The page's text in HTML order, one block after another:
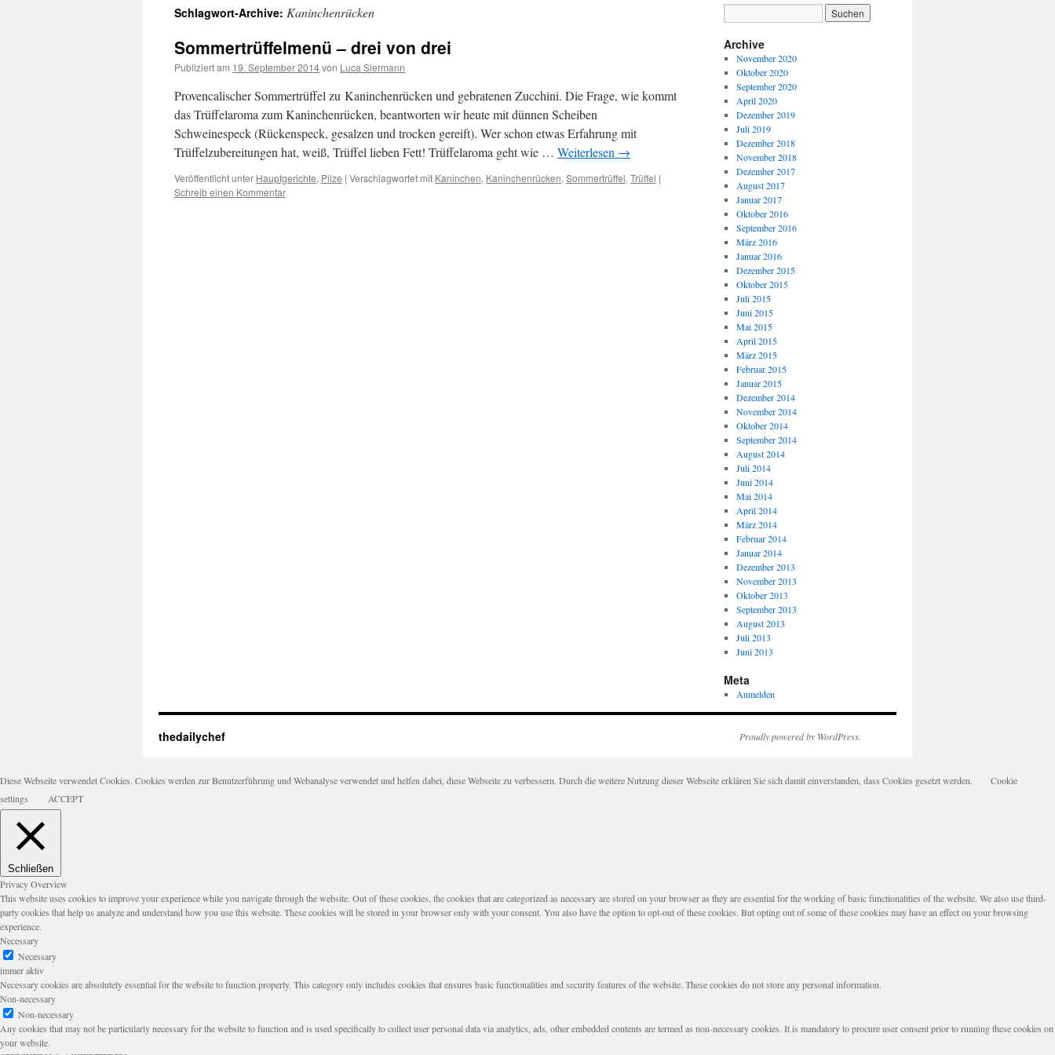
springen
Schlagwort-Archive: Kaninchenrücken
Sommertrüffelmenü – drei von drei
Publiziert am 19. September 2014von Luca Siermann
Provencalischer Sommertrüffel zu Kaninchenrücken und gebratenen Zucchini. Die Frage, wie kommt
das Trüffelaroma zum Kaninchenrücken, beantworten wir heute mit dünnen Scheiben
Schweinespeck (Rückenspeck, gesalzen und trocken gereift). Wer schon etwas Erfahrung mit
Trüffelzubereitungen hat, weiß, Trüffel lieben Fett! Trüffelaroma geht wie … Weiterlesen →
Veröffentlicht unter Hauptgerichte, Pilze | Verschlagwortet mit Kaninchen, Kaninchenrücken, Sommertrüffel, Trüffel |
Schreib einen Kommentar
Archive
November 2020
Oktober 2020
September 2020
April 2020
Dezember 2019
Juli 2019
Dezember 2018
November 2018
Dezember 2017
August 2017
Januar 2017
Oktober 2016
September 2016
März 2016
Januar 2016
Dezember 2015
Oktober 2015
Juli 2015
Juni 2015
Mai 2015
April 2015
März 2015
Februar 2015
Januar 2015
Dezember 2014
November 2014
Oktober 2014
September 2014
August 2014
Juli 2014
Juni 2014
Mai 2014
April 2014
März 2014
Februar 2014
Januar 2014
Dezember 2013
November 2013
Oktober 2013
September 2013
August 2013
Juli 2013
Juni 2013
Meta
Anmelden
thedailychef Proudly powered by WordPress.
Diese Webseite verwendet Cookies. Cookies werden zur Benutzerführung und Webanalyse verwendet und helfen dabei, diese Webseite zu verbessern. Durch die weitere Nutzung dieser Webseite erklären Sie sich damit einverstanden, dass Cookies gesetzt werden.
Cookie
settings
ACCEPT
Schließen
Privacy Overview
This website uses cookies to improve your experience while you navigate through the website. Out of these cookies, the cookies that are categorized as necessary are stored on your browser as they are essential for the working of basic functionalities of the website. We also use third-
party cookies that help us analyze and understand how you use this website. These cookies will be stored in your browser only with your consent. You also have the option to opt-out of these cookies. But opting out of some of these cookies may have an effect on your browsing
experience.
Necessary
Necessary
immer aktiv
Necessary cookies are absolutely essential for the website to function properly. This category only includes cookies that ensures basic functionalities and security features of the website. These cookies do not store any personal information.
Non-necessary
Non-necessary
Any cookies that may not be particularly necessary for the website to function and is used specifically to collect user personal data via analytics, ads, other embedded contents are termed as non-necessary cookies. It is mandatory to procure user consent prior to running these cookies on
your website.